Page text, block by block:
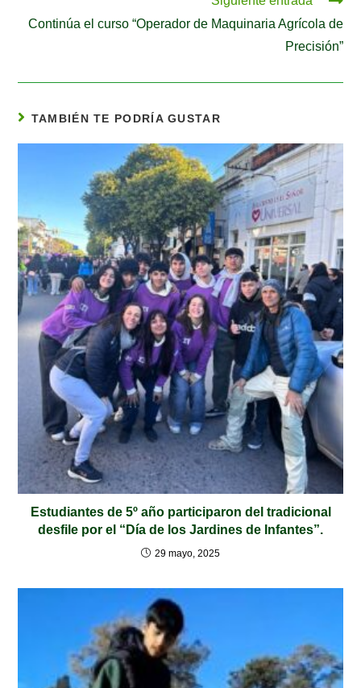
Continúa el curso “Operador de Maquinaria Agrícola de
Precisión”
TAMBIÉN TE PODRÍA GUSTAR
Estudiantes de 5º año participaron del tradicional
desfile por el “Día de los Jardines de Infantes”.
29 mayo, 2025